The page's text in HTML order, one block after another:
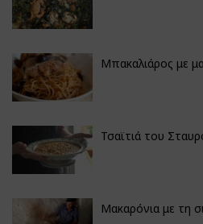
Μπακαλιάρος με
Τσαϊτιά του
Μακαρόνια με τη